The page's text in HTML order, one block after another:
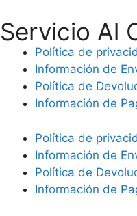
Servicio Al
Política de
Información de
Política de
Información de
Política de
Información de
Política de
Información de